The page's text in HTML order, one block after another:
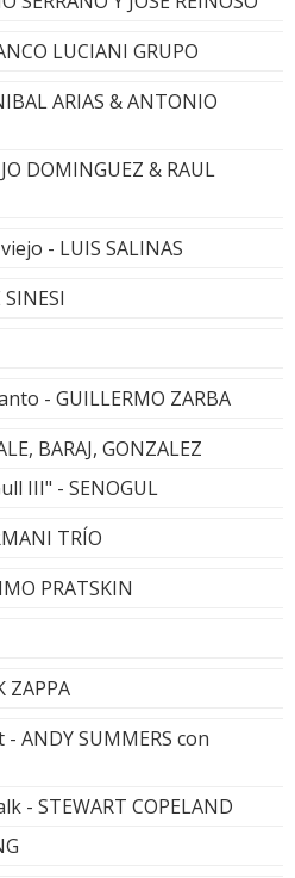
LUCIANI GRUPO
ARIAS & ANTONIO
DOMINGUEZ & RAUL
- LUIS SALINAS
- GUILLERMO ZARBA
BARAJ, GONZALEZ
III" - SENOGUL
TRÍO
PRATSKIN
ZAPPA
ANDY SUMMERS con
- STEWART COPELAND